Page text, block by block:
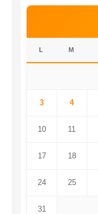
L M
3 4
10 11
17 18
24 25
31